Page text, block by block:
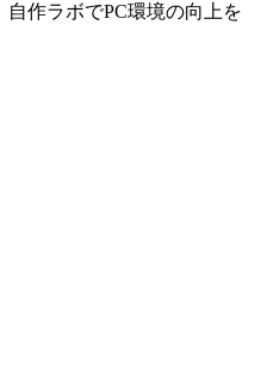
自作ラボでPC環境の向上を